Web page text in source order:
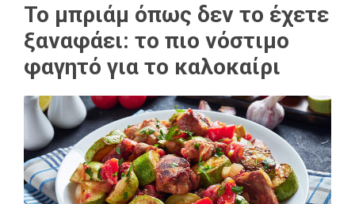
Το μπριάμ όπως δεν το έχετε
ξαναφάει: το πιο νόστιμο
φαγητό για το καλοκαίρι